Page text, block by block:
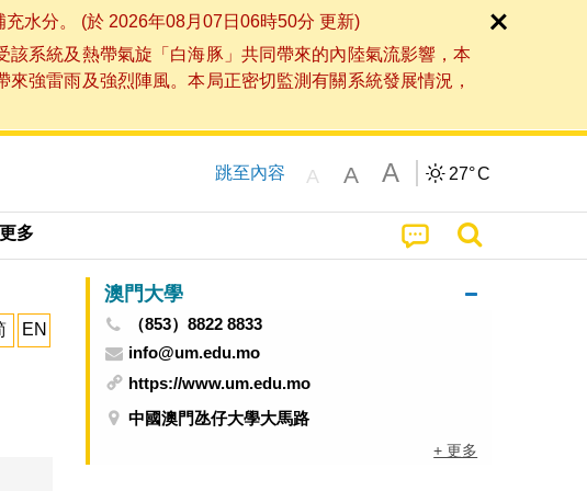
水分。 (於 2026年08月07日06時50分 更新)
系統及熱帶氣旋「白海豚」共同帶來的內陸氣流影響，本
強雷雨及強烈陣風。本局正密切監測有關系統發展情況，
跳至內容 A A A 27°C
多
EN
澳門大學
（853）8822 8833
info@um.edu.mo
https://www.um.edu.mo
中國澳門氹仔大學大馬路
+ 更多